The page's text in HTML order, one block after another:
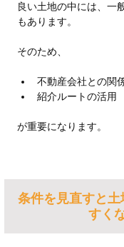
良い土地の中には、一
もあります。
そのため、
不動産会社との関
紹介ルートの活用
が重要になります。
条件を見直すと
すく